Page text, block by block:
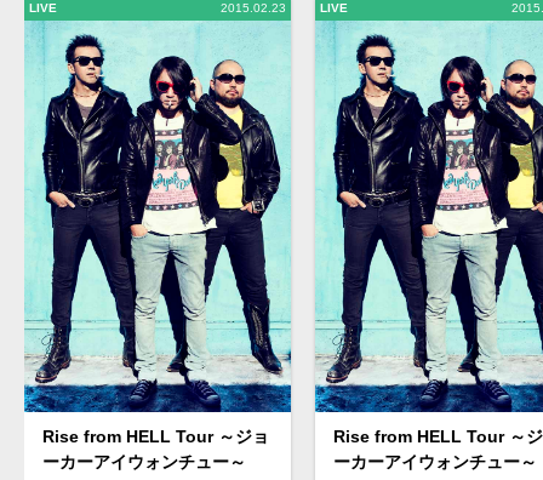
LIVE 2015.02.23
Rise from HELL Tour ～ジョ
ーカーアイウォンチュー～
LIVE
Rise from HELL Tour ～
ーカーアイウォンチュー～